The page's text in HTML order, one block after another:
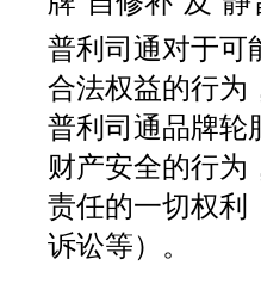
普利司通对于可
合法权益的行为
普利司通品牌轮
财产安全的行为
责任的一切权利
诉讼等）。